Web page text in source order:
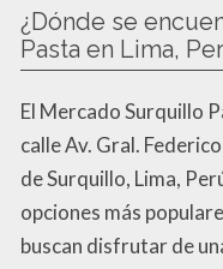
¿Dónde se
Pasta en Lima,
El Mercado Surquillo
calle Av. Gral.
de Surquillo, Lima,
opciones más
buscan disfrutar de